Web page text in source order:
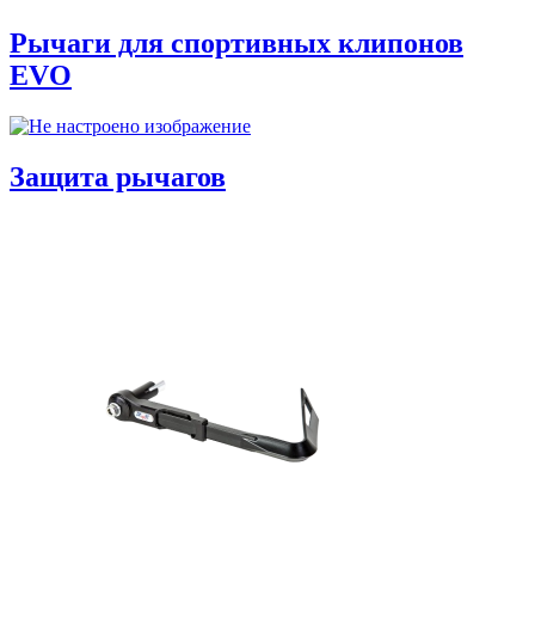
Рычаги для спортивных клипонов
EVO
Защита рычагов